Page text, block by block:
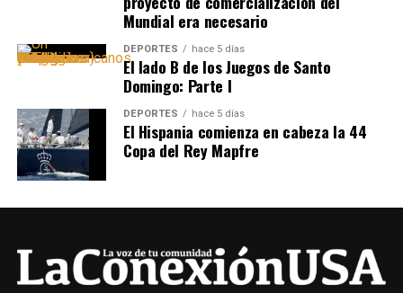
Mundial era necesario
DEPORTES hace 5 días
El lado B de los Juegos de Santo
Domingo: Parte I
DEPORTES hace 5 días
El Hispania comienza en cabeza la 44
Copa del Rey Mapfre